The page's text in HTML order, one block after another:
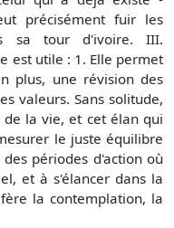
précisément fuir les
sa tour d'ivoire. III.
est utile : 1. Elle permet
plus, une révision des
valeurs. Sans solitude,
la vie, et cet élan qui
le juste équilibre
périodes d'action où
et à s'élancer dans la
la contemplation, la